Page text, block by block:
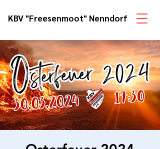
KBV "Freesenmoot" Nenndorf